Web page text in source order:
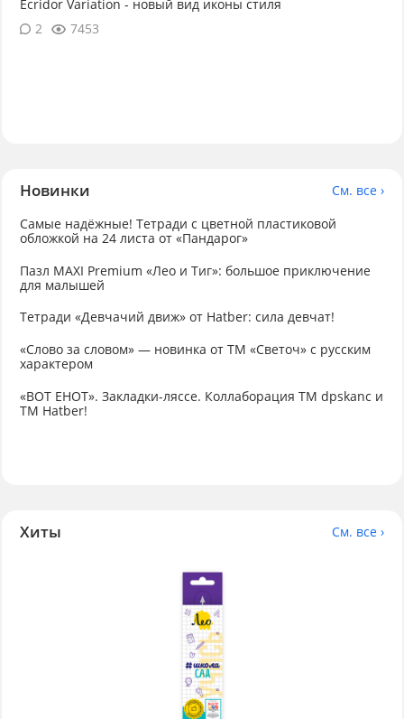
Ecridor Variation - новый вид иконы стиля
2
7453
Новинки
См. все ›
Самые надёжные! Тетради с цветной пластиковой
обложкой на 24 листа от «Пандарог»
Пазл MAXI Premium «Лео и Тиг»: большое приключение
для малышей
Тетради «Девчачий движ» от Hatber: сила девчат!
«Слово за словом» — новинка от ТМ «Светоч» с русским
характером
«ВОТ ЕНОТ». Закладки-ляссе. Коллаборация TM dpskanc и
ТМ Hatber!
Хиты См. все ›